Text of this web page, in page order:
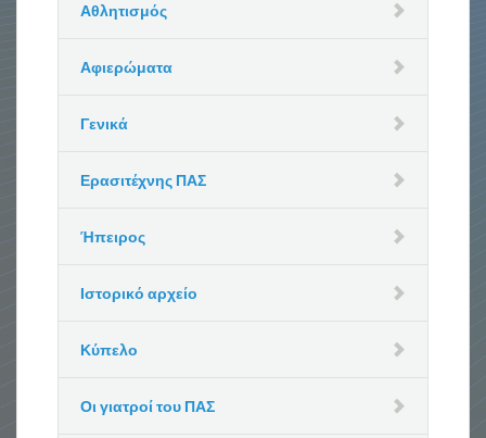
Αθλητισμός
Αφιερώματα
Γενικά
Ερασιτέχνης ΠΑΣ
Ήπειρος
Ιστορικό αρχείο
Κύπελο
Οι γιατροί του ΠΑΣ